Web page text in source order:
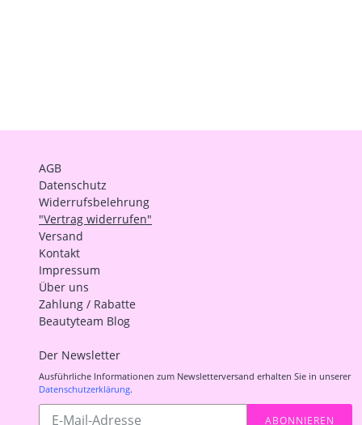
AGB
Datenschutz
Widerrufsbelehrung
"Vertrag widerrufen"
Versand
Kontakt
Impressum
Über uns
Zahlung / Rabatte
Beautyteam Blog
Der Newsletter
Ausführliche Informationen zum Newsletterversand erhalten Sie in unserer
Datenschutzerklärung.
Abonnieren
ABONNIEREN